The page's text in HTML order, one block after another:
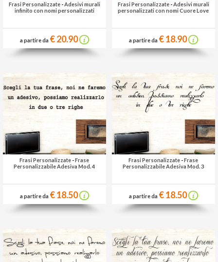
Frasi Personalizzate -Adesivi murali
infinito con nomi personalizzati
a partire da € 20.90
Frasi Personalizzate -Adesivi murali
personalizzati con nomi Cuore Love
a partire da € 18.90
Frasi Personalizzate -Frase
Personalizzabile Adesiva Mod. 4
a partire da € 18.50
Frasi Personalizzate -Frase
Personalizzabile Adesiva Mod. 3
a partire da € 18.50